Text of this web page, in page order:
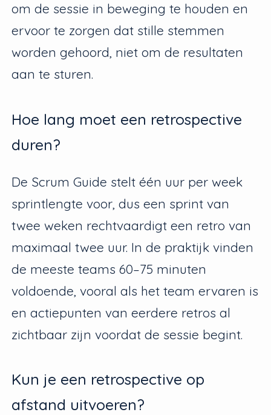
om de sessie in beweging te houden en
ervoor te zorgen dat stille stemmen
worden gehoord, niet om de resultaten
aan te sturen.
Hoe lang moet een retrospective
duren?
De Scrum Guide stelt één uur per week
sprintlengte voor, dus een sprint van
twee weken rechtvaardigt een retro van
maximaal twee uur. In de praktijk vinden
de meeste teams 60–75 minuten
voldoende, vooral als het team ervaren is
en actiepunten van eerdere retros al
zichtbaar zijn voordat de sessie begint.
Kun je een retrospective op
afstand uitvoeren?